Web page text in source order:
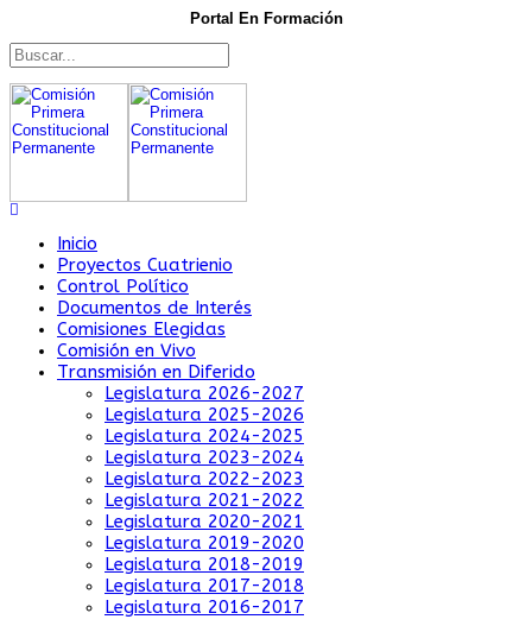
Portal En Formación
Inicio
Proyectos Cuatrienio
Control Político
Documentos de Interés
Comisiones Elegidas
Comisión en Vivo
Transmisión en Diferido
Legislatura 2026-2027
Legislatura 2025-2026
Legislatura 2024-2025
Legislatura 2023-2024
Legislatura 2022-2023
Legislatura 2021-2022
Legislatura 2020-2021
Legislatura 2019-2020
Legislatura 2018-2019
Legislatura 2017-2018
Legislatura 2016-2017